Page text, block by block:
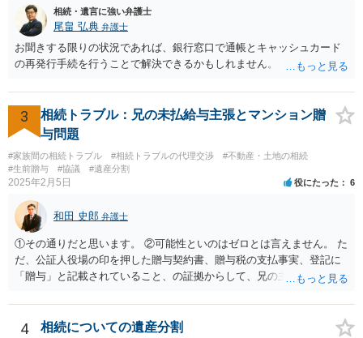
相続・遺言に強い弁護士
尾畠 弘典 弁護士
お聞きする限りの状況であれば、銀行窓口で通帳とキャッシュカード
の再発行手続を行うことで解決できるかもしれません。
3
相続トラブル：兄の未払給与主張とマンション贈
与問題
#家族間の相続トラブル #相続トラブルの代理交渉
#不動産・土地の相続
#生前贈与
#協議 #遺産分割
2025年2月5日 役にたった 6
和田 史郎 弁護士
①その通りだと思います。 ②可能性といのはゼロとは言えません。 た
だ、公証人役場の印を押した贈与契約書、贈与税の支払事実、登記に
「贈与」と記載されていること、の証拠からして、兄の主張は通らな
わなければ、遺産分割調停を申し立てて進めるのがベターのような気
がしますね。
4 相続についての遺産分割